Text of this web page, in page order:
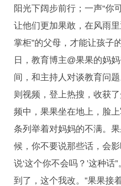
阳光下阔步前行；一声“你
让他们更加果敢，在风雨
掌柜”的父母，才能让孩子
日，教育博主@果果的妈
间，和主持人对谈教育问
则视频，登上热搜，收获
频中，果果坐在地上，脸
条列举着对妈妈的不满。
候，你不要说那些话，会
说‘这个你不会吗？’这种话
到了，这个我改。”果果接